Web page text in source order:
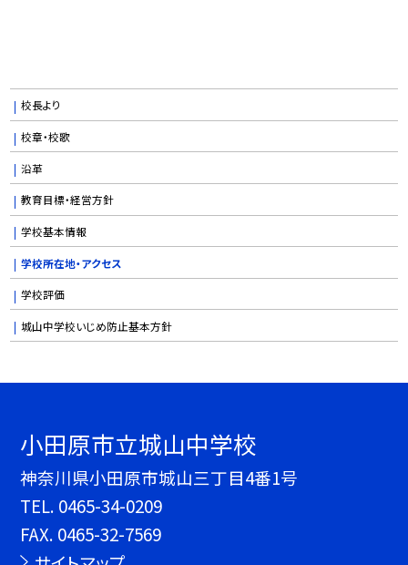
校長より
校章・校歌
沿革
教育目標・経営方針
学校基本情報
学校所在地・アクセス
学校評価
城山中学校いじめ防止基本方針
小田原市立城山中学校
神奈川県小田原市城山三丁目4番1号
TEL. 0465-34-0209
FAX. 0465-32-7569